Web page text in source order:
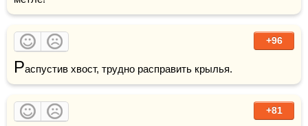
+96
Распустив хвост, трудно расправить крылья.
+81